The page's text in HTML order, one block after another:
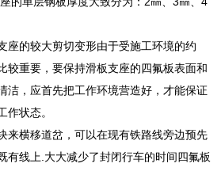
座的较大剪切变形由于受施工环境的约
较重要，要保持滑板支座的四氟板表面和
洁，应首先把工作环境营造好，才能保证
作状态。
来横移道岔，可以在现有铁路线旁边预先
有线上.大大减少了封闭行车的时间四氟板